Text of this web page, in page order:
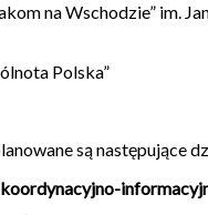
na Wschodzie” im.
Polska”
są następujące